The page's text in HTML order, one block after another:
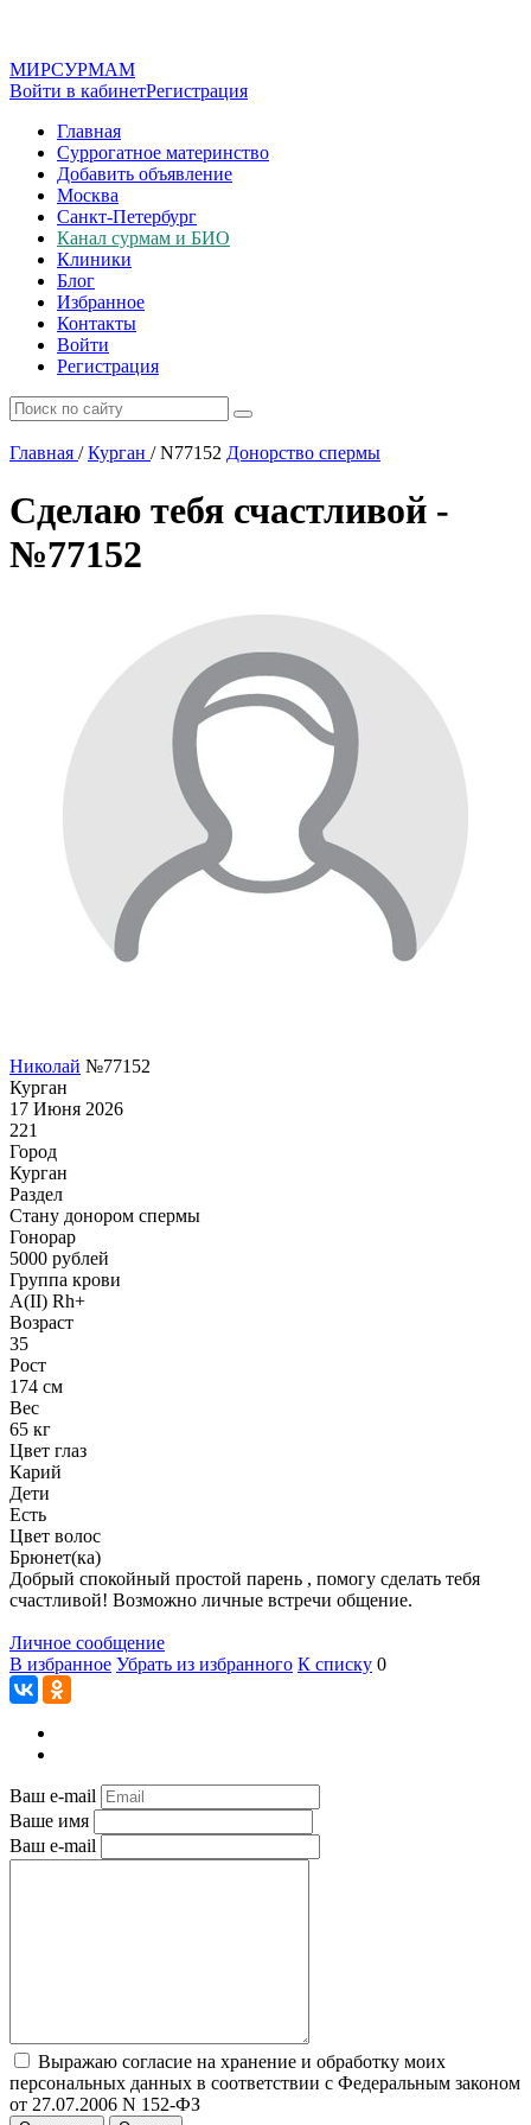
МИРСУРМАМ
Войти в кабинетРегистрация
Главная
Суррогатное материнство
Добавить объявление
Москва
Санкт-Петербург
Канал сурмам и БИО
Клиники
Блог
Избранное
Контакты
Войти
Регистрация
Главная / Курган /N77152 Донорство спермы
Сделаю тебя счастливой -
№77152
Николай №77152
Курган
17 Июня 2026
221
Город
Курган
Раздел
Стану донором спермы
Гонoрар
5000 рублей
Группа крови
A(II) Rh+
Возраст
35
Рост
174 см
Вес
65 кг
Цвет глаз
Карий
Дети
Есть
Цвет волос
Брюнет(ка)
Добрый спокойный простой парень , помогу сделать тебя
счастливой! Возможно личные встречи общение.
Личное сообщение
В избранное Убрать из избранного К списку 0
Ваш e-mail
Ваше имя
Ваш e-mail
Выражаю согласие на хранение и обработку моих
персональных данных в соответствии с Федеральным законом
от 27.07.2006 N 152-ФЗ